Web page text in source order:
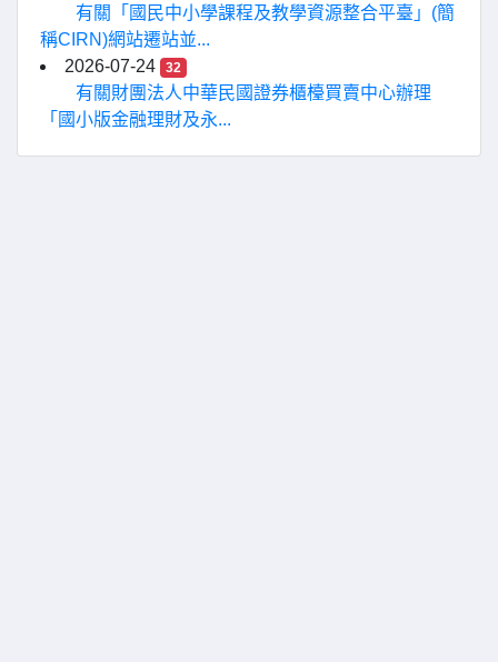
有關「國民中小學課程及教學資源整合平臺」(簡
稱CIRN)網站遷站並...
2026-07-24
32
有關財團法人中華民國證券櫃檯買賣中心辦理
「國小版金融理財及永...